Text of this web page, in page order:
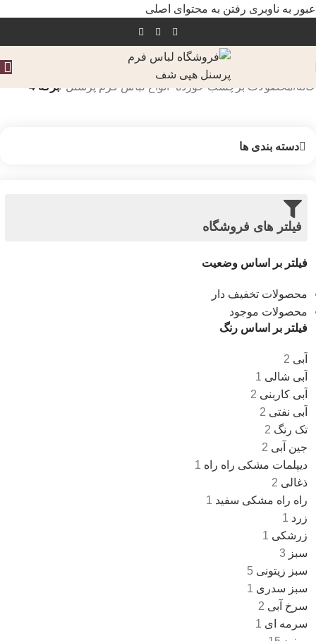
عبور به ناوبری رفتن به محتوای اصلی
خانه/محصولات برچسب خورده “انواع لباس فرم پرسنل”/برگه 4
دسته بندی ها
فیلتر های فروشگاه
فیلتر بر اساس وضعیت
محصولات تخفیف دار
محصولات موجود
فیلتر بر اساس رنگ
آبی 2
آبی شالی 1
آبی کاربنی 2
آبی نفتی 2
تک رنگ 2
جین آبی 2
دیپلمات مشکی راه راه 1
ذغالی 2
راه راه مشکی سفید 1
زرد 1
زرشکی 1
سبز 3
سبز زیتونی 5
سبز سدری 1
سرخ آبی 2
سرمه ای 1